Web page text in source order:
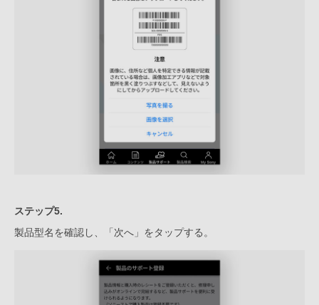
ステップ5.
製品型名を確認し、「次へ」をタップする。